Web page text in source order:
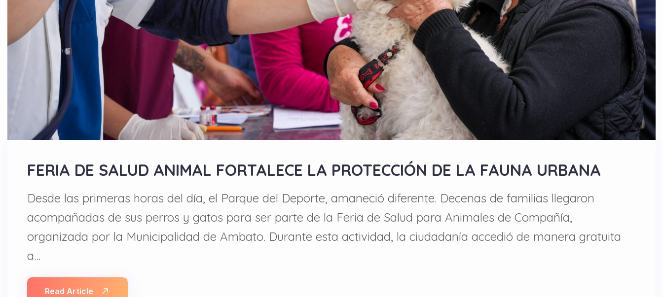
FERIA DE SALUD ANIMAL FORTALECE LA PROTECCIÓN DE LA FAUNA URBANA
Desde las primeras horas del día, el Parque del Deporte, amaneció diferente. Decenas de familias llegaron
acompañadas de sus perros y gatos para ser parte de la Feria de Salud para Animales de Compañía,
organizada por la Municipalidad de Ambato. Durante esta actividad, la ciudadanía accedió de manera gratuita
a…
Read Article